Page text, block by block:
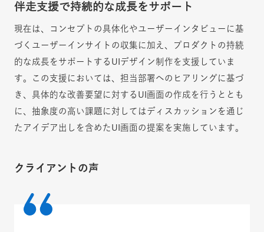
伴走支援で持続的な成長をサポート
現在は、コンセプトの具体化やユーザーインタビューに基
づくユーザーインサイトの収集に加え、プロダクトの持続
的な成長をサポートするUIデザイン制作を支援していま
す。この支援においては、担当部署へのヒアリングに基づ
き、具体的な改善要望に対するUI画面の作成を行うととも
に、抽象度の高い課題に対してはディスカッションを通じ
たアイデア出しを含めたUI画面の提案を実施しています。
クライアントの声